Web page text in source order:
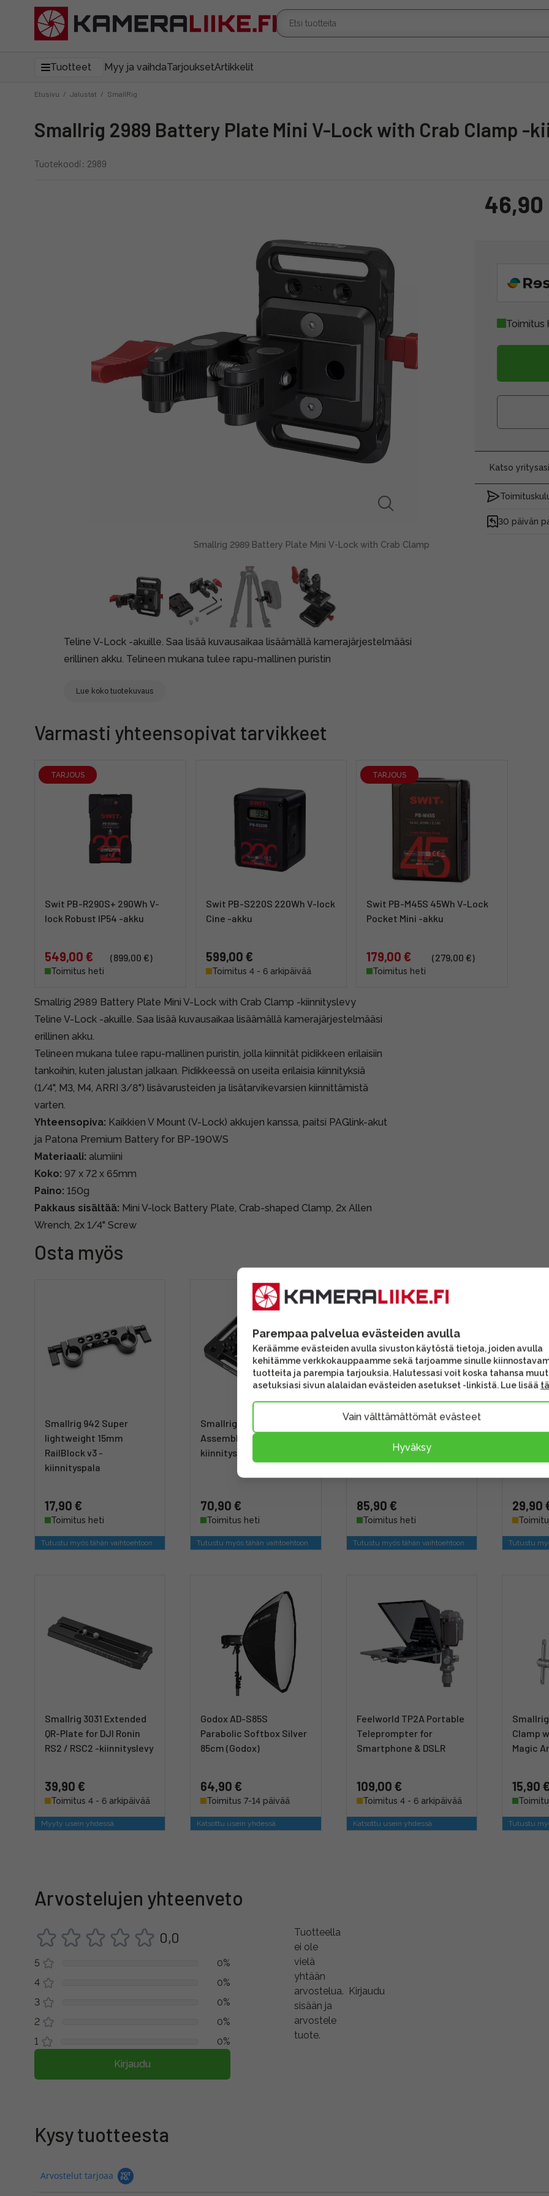
Tuotteet Myy ja vaihdaTarjouksetArtikkelit
Etusivu / Jalustat / SmallRig
Smallrig 2989 Battery Plate Mini V-Lock with Crab Clamp -
Tuotekoodi: 2989
Smallrig 2989 Battery Plate Mini V-Lock with Crab Clamp
Teline V-Lock -akuille. Saa lisää kuvausaikaa lisäämällä kamerajärjestelmääsi
erillinen akku. Telineen mukana tulee rapu-mallinen puristin
Lue koko tuotekuvaus
46,90
Toimitus
Katso
30 päivän
Varmasti yhteensopivat tarvikkeet
TARJOUS
Swit PB-R290S+ 290Wh V-
lock Robust IP54 -akku
549,00 € (899,00 €)
Toimitus heti
Swit PB-S220S 220Wh V-lock
Cine -akku
599,00 €
Toimitus 4 - 6 arkipäivää
TARJOUS
Swit PB-M45S 45Wh V-Lock
Pocket Mini -akku
179,00 € (279,00 €)
Toimitus heti
Smallrig 2989 Battery Plate Mini V-Lock with Crab Clamp -kiinnityslevy
Teline V-Lock -akuille. Saa lisää kuvausaikaa lisäämällä kamerajärjestelmääsi
erillinen akku.
Telineen mukana tulee rapu-mallinen puristin, jolla kiinnität pidikkeen erilaisiin
tankoihin, kuten jalustan jalkaan. Pidikkeessä on useita erilaisia kiinnityksiä
(1/4", M3, M4, ARRI 3/8") lisävarusteiden ja lisätarvikevarsien kiinnittämistä
varten.
Yhteensopiva: Kaikkien V Mount (V-Lock) akkujen kanssa, paitsi PAGlink-akut
ja Patona Premium Battery for BP-190WS
Materiaali: alumiini
Koko: 97 x 72 x 65mm
Paino: 150g
Pakkaus sisältää: Mini V-lock Battery Plate, Crab-shaped Clamp, 2x Allen
Wrench, 2x 1/4" Screw
Osta myös
Smallrig 942 Super
lightweight 15mm
RailBlock v3 -
kiinnityspala
17,90 €
Toimitus heti
Tutustu myös tähän vaihtoehtoon
Smallrig 1846 V-Lock
Assembly Kit -
kiinnitysjärjestelmä
70,90 €
Toimitus heti
Tutustu myös tähän vaihtoehtoon
Smallrig 2991 V-Lock
Adjustable Arm
85,90 €
Toimitus heti
Tutustu myös tähän vaihtoehtoon
29,90
Tutustu
Smallrig 3031 Extended
QR-Plate for DJI Ronin
RS2 / RSC2 -kiinnityslevy
39,90 €
Toimitus 4 - 6 arkipäivää
Myyty usein yhdessä
Godox AD-S85S
Parabolic Softbox Silver
85cm (Godox)
64,90 €
Toimitus 7-14 päivää
Katsottu usein yhdessä
Feelworld TP2A Portable
Teleprompter for
Smartphone & DSLR
109,00 €
Toimitus 4 - 6 arkipäivää
Katsottu usein yhdessä
Clamp
Magic
15,90
Tutustu
Arvostelujen yhteenveto
0,0
5
0%
4
0%
3
0%
2
0%
1
0%
Kirjaudu
Tuotteella
ei ole
vielä
yhtään
arvostelua. Kirjaudu
sisään ja
arvostele
tuote.
Kysy tuotteesta
Arvostelut tarjoaa
Parempaa palvelua evästeiden avulla
Keräämme evästeiden avulla sivuston käytöstä tietoja, joiden avulla
kehitämme verkkokauppaamme sekä tarjoamme sinulle
tuotteita ja parempia tarjouksia. Halutessasi voit koska tahansa
asetuksiasi sivun alalaidan evästeiden asetukset -linkistä. Lue lisää
Vain välttämättömät evästeet
Hyväksy